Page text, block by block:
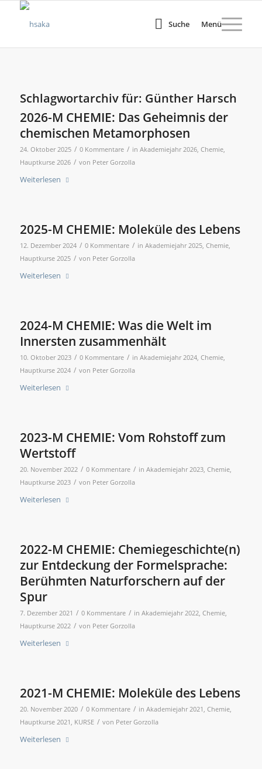
Suche Menü
Schlagwortarchiv für: Günther Harsch
2026-M CHEMIE: Das Geheimnis der
chemischen Metamorphosen
24. Oktober 2025 / 0 Kommentare / in Akademiejahr 2026, Chemie,
Hauptkurse 2026 / von Peter Gorzolla
Weiterlesen
2025-M CHEMIE: Moleküle des Lebens
12. Dezember 2024 / 0 Kommentare / in Akademiejahr 2025, Chemie,
Hauptkurse 2025 / von Peter Gorzolla
Weiterlesen
2024-M CHEMIE: Was die Welt im
Innersten zusammenhält
10. Oktober 2023 / 0 Kommentare / in Akademiejahr 2024, Chemie,
Hauptkurse 2024 / von Peter Gorzolla
Weiterlesen
2023-M CHEMIE: Vom Rohstoff zum
Wertstoff
20. November 2022 / 0 Kommentare / in Akademiejahr 2023, Chemie,
Hauptkurse 2023 / von Peter Gorzolla
Weiterlesen
2022-M CHEMIE: Chemiegeschichte(n)
zur Entdeckung der Formelsprache:
Berühmten Naturforschern auf der
Spur
7. Dezember 2021 / 0 Kommentare / in Akademiejahr 2022, Chemie,
Hauptkurse 2022 / von Peter Gorzolla
Weiterlesen
2021-M CHEMIE: Moleküle des Lebens
20. November 2020 / 0 Kommentare / in Akademiejahr 2021 , Chemie,
Hauptkurse 2021 , KURSE / von Peter Gorzolla
Weiterlesen